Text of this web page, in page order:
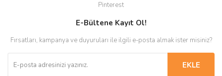
Pinterest
E-Bültene Kayıt Ol!
Fırsatları, kampanya ve duyuruları ile ilgili e-posta almak ister misiniz?
EKLE